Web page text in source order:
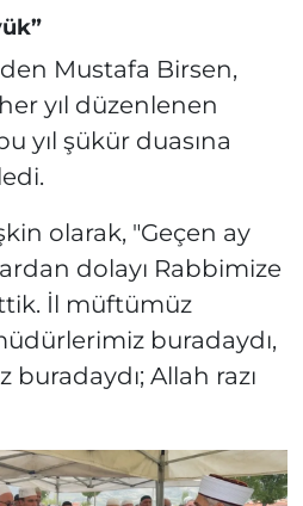
Mustafa Birsen,
yıl düzenlenen
yıl şükür duasına
olarak, "Geçen ay
dolayı Rabbimize
İl müftümüz
buradaydı,
buradaydı; Allah razı